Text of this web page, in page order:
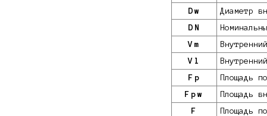
Dw Диаметр
DN
Vm
Vl
Fp Площадь
Fpw Площадь
F Площадь